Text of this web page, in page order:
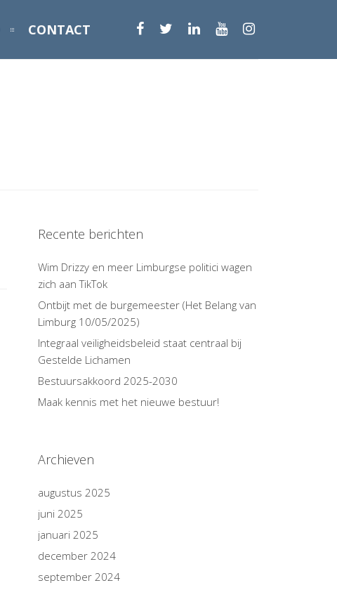
CONTACT
Recente berichten
Wim Drizzy en meer Limburgse politici wagen
zich aan TikTok
Ontbijt met de burgemeester (Het Belang van
Limburg 10/05/2025)
Integraal veiligheidsbeleid staat centraal bij
Gestelde Lichamen
Bestuursakkoord 2025-2030
Maak kennis met het nieuwe bestuur!
Archieven
augustus 2025
juni 2025
januari 2025
december 2024
september 2024